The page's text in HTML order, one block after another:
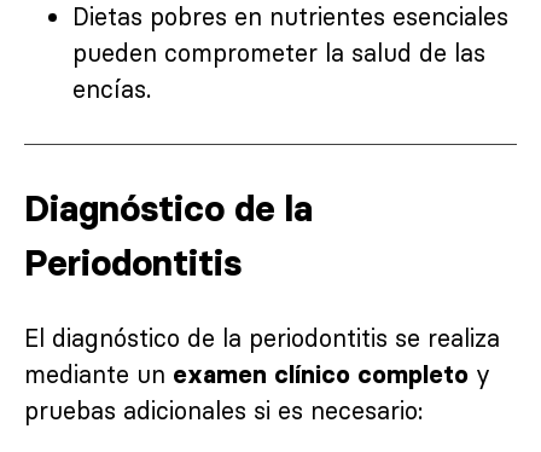
Dietas pobres en nutrientes esenciales
pueden comprometer la salud de las
encías.
Diagnóstico de la
Periodontitis
El diagnóstico de la periodontitis se realiza
mediante un examen clínico completo y
pruebas adicionales si es necesario: